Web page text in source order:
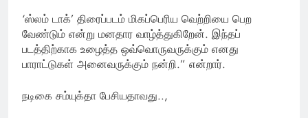
‘ஸ்லம் டாக்’ திரைப்படம் மிகப்பெரிய வெற்றியை பெற
வேண்டும் என்று மனதார வாழ்த்துகிறேன். இந்தப்
படத்திற்காக உழைத்த ஒவ்வொருவருக்கும் எனது
பாராட்டுகள் அனைவருக்கும் நன்றி.” என்றார்.
நடிகை சம்யுக்தா பேசியதாவது..,